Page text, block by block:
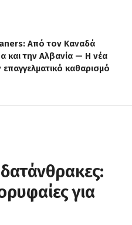
Από τον Καναδά
και την Αλβανία — Η νέα
καθαρισμό
για